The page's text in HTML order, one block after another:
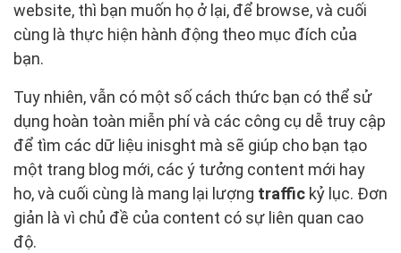
website, thì bạn muốn họ ở lại, để browse, và cuối
cùng là thực hiện hành động theo mục đích của
bạn.
Tuy nhiên, vẫn có một số cách thức bạn có thể sử
dụng hoàn toàn miễn phí và các công cụ dễ truy cập
để tìm các dữ liệu inisght mà sẽ giúp cho bạn tạo
một trang blog mới, các ý tưởng content mới hay
ho, và cuối cùng là mang lại lượng traffic kỷ lục. Đơn
giản là vì chủ đề của content có sự liên quan cao
độ.